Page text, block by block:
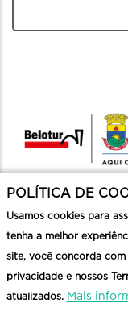
POLÍTICA DE
Usamos cookies para
tenha a melhor
site, você concorda com
privacidade e nossos
atualizados. Mais